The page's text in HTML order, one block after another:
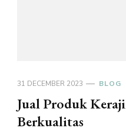
31 DECEMBER 2023 BLOG
Jual Produk
Berkualitas